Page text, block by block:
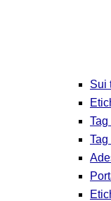
Sui